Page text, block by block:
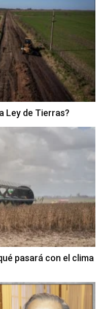
Ley de Tierras?
pasará con el clima